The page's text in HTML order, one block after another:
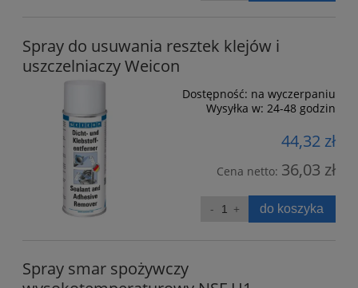
Spray do usuwania resztek klejów i
uszczelniaczy Weicon
Dostępność: na wyczerpaniu
Wysyłka w: 24-48 godzin
44,32 zł
Cena netto: 36,03 zł
do koszyka
Spray smar spożywczy